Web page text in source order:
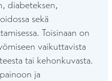
diabeteksen,
sekä
Toisinaan on
vaikuttavista
tai kehonkuvasta.
ja